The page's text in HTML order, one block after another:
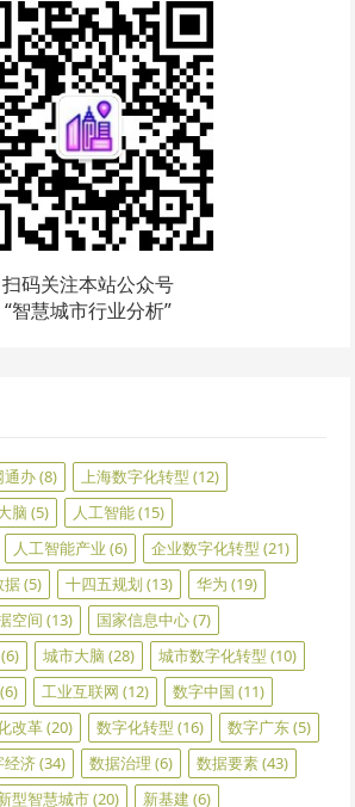
扫码关注本站公众号
“智慧城市行业分析”
通办(8) 上海数字化转型 (12)
脑 (5) 人工智能(15)
人工智能产业 (6) 企业数字化转型 (21)
据(5) 十四五规划 (13) 华为 (19)
空间 (13) 国家信息中心(7)
(6) 城市大脑 (28) 城市数字化转型 (10)
(6) 工业互联网 (12) 数字中国 (11)
改革(20) 数字化转型 (16) 数字广东(5)
经济(34) 数据治理 (6) 数据要素(43)
型智慧城市(20) 新基建 (6)